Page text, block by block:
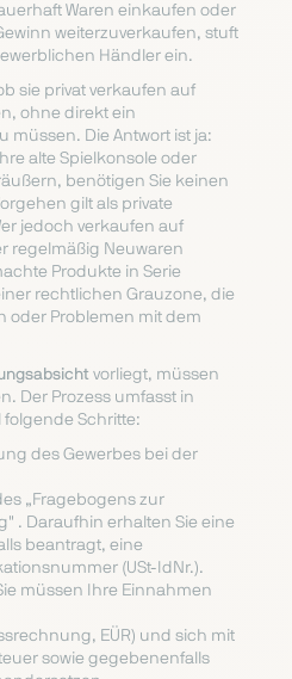
Waren einkaufen oder
weiterzuverkaufen, stuft
Händler ein.
sie privat verkaufen auf
ohne direkt ein
Die Antwort ist ja:
alte Spielkonsole oder
benötigen Sie keinen
gilt als private
jedoch verkaufen auf
regelmäßig Neuwaren
Produkte in Serie
rechtlichen Grauzone, die
oder Problemen mit dem
vorliegt, müssen
Der Prozess umfasst in
folgende Schritte:
des Gewerbes bei der
„Fragebogens zur
. Daraufhin erhalten Sie eine
beantragt, eine
(USt-IdNr.).
müssen Ihre Einnahmen
EÜR) und sich mit
sowie gegebenenfalls